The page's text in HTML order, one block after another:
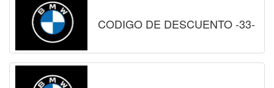
CODIGO DE DESCUENTO -33-